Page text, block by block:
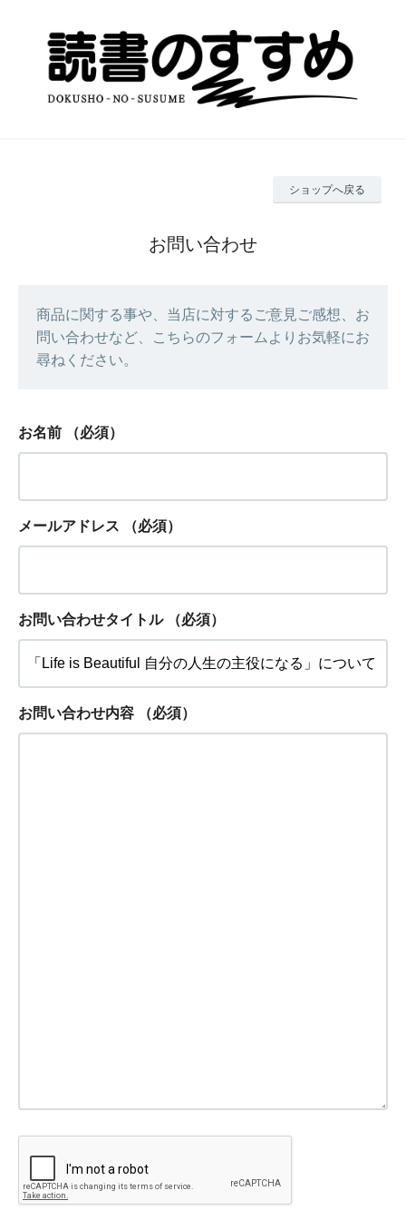
ショップへ戻る
お問い合わせ
商品に関する事や、当店に対するご意見ご感想、お
問い合わせなど、こちらのフォームよりお気軽にお
尋ねください。
お名前 （必須）
メールアドレス （必須）
お問い合わせタイトル （必須）
お問い合わせ内容 （必須）